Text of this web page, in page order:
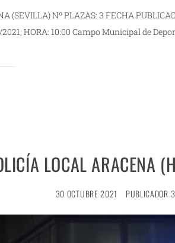
(SEVILLA) Nº PLAZAS: 3 FECHA
2021; HORA: 10:00 Campo Municipal de
LOCAL ARACENA
30 OCTUBRE 2021 PUBLICADOR 3